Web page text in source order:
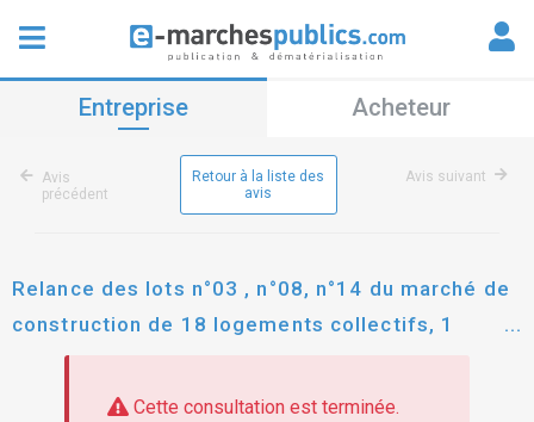
Entreprise Acheteur
Avis
précédent
Retour à la liste des
avis
Avis suivant
Relance des lots n°03 , n°08, n°14 du marché de
construction de 18 logements collectifs, 1
cellule commerciale et de 4 maisons
individuelles au 1 boulevard paul georg 51130
Cette consultation est terminée.